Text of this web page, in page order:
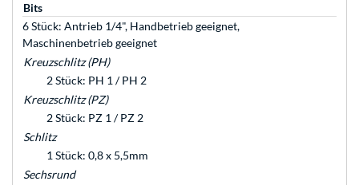
Bits
6 Stück: Antrieb 1/4", Handbetrieb geeignet,
Maschinenbetrieb geeignet
Kreuzschlitz (PH)
2 Stück: PH 1 / PH 2
Kreuzschlitz (PZ)
2 Stück: PZ 1 / PZ 2
Schlitz
1 Stück: 0,8 x 5,5mm
Sechsrund